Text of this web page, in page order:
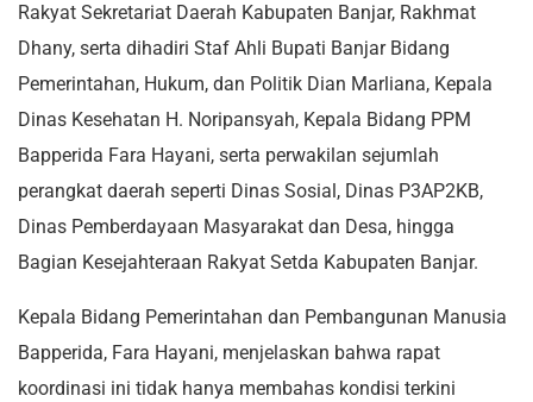
Rakyat Sekretariat Daerah Kabupaten Banjar, Rakhmat
Dhany, serta dihadiri Staf Ahli Bupati Banjar Bidang
Pemerintahan, Hukum, dan Politik Dian Marliana, Kepala
Dinas Kesehatan H. Noripansyah, Kepala Bidang PPM
Bapperida Fara Hayani, serta perwakilan sejumlah
perangkat daerah seperti Dinas Sosial, Dinas P3AP2KB,
Dinas Pemberdayaan Masyarakat dan Desa, hingga
Bagian Kesejahteraan Rakyat Setda Kabupaten Banjar.
Kepala Bidang Pemerintahan dan Pembangunan Manusia
Bapperida, Fara Hayani, menjelaskan bahwa rapat
koordinasi ini tidak hanya membahas kondisi terkini